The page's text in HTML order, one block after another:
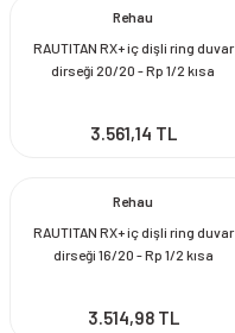
Rehau
RAUTITAN RX+ iç dişli ring duvar
dirseği 20/20 - Rp 1/2 kısa
3.561,14 TL
Rehau
RAUTITAN RX+ iç dişli ring duvar
dirseği 16/20 - Rp 1/2 kısa
3.514,98 TL